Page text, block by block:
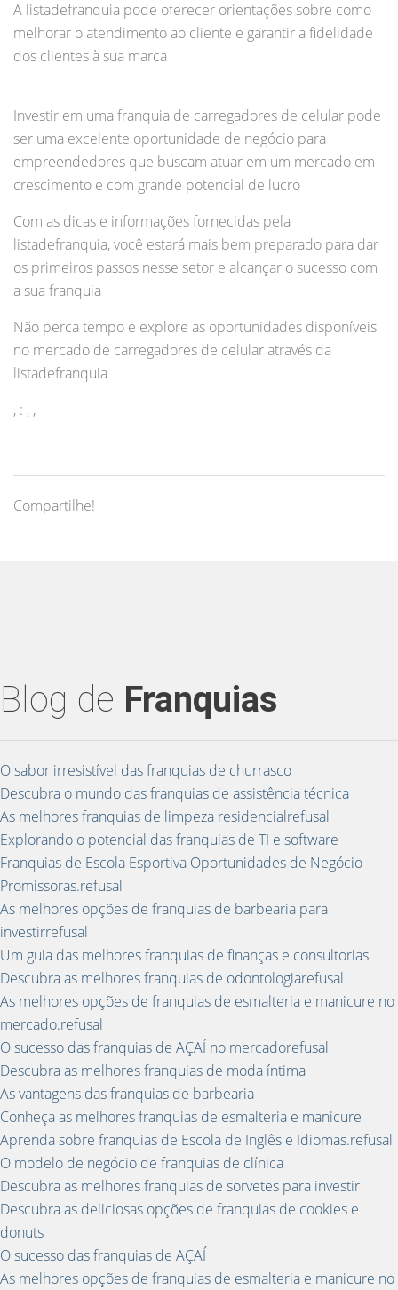
A listadefranquia pode oferecer orientações sobre como
melhorar o atendimento ao cliente e garantir a fidelidade
dos clientes à sua marca
Investir em uma franquia de carregadores de celular pode
ser uma excelente oportunidade de negócio para
empreendedores que buscam atuar em um mercado em
crescimento e com grande potencial de lucro
Com as dicas e informações fornecidas pela
listadefranquia, você estará mais bem preparado para dar
os primeiros passos nesse setor e alcançar o sucesso com
a sua franquia
Não perca tempo e explore as oportunidades disponíveis
no mercado de carregadores de celular através da
listadefranquia
, : , ,
Compartilhe!
Blog de Franquias
O sabor irresistível das franquias de churrasco
Descubra o mundo das franquias de assistência técnica
As melhores franquias de limpeza residencialrefusal
Explorando o potencial das franquias de TI e software
Franquias de Escola Esportiva Oportunidades de Negócio
Promissoras.refusal
As melhores opções de franquias de barbearia para
investirrefusal
Um guia das melhores franquias de finanças e consultorias
Descubra as melhores franquias de odontologiarefusal
As melhores opções de franquias de esmalteria e manicure no
mercado.refusal
O sucesso das franquias de AÇAÍ no mercadorefusal
Descubra as melhores franquias de moda íntima
As vantagens das franquias de barbearia
Conheça as melhores franquias de esmalteria e manicure
Aprenda sobre franquias de Escola de Inglês e Idiomas.refusal
O modelo de negócio de franquias de clínica
Descubra as melhores franquias de sorvetes para investir
Descubra as deliciosas opções de franquias de cookies e
donuts
O sucesso das franquias de AÇAÍ
As melhores opções de franquias de esmalteria e manicure no